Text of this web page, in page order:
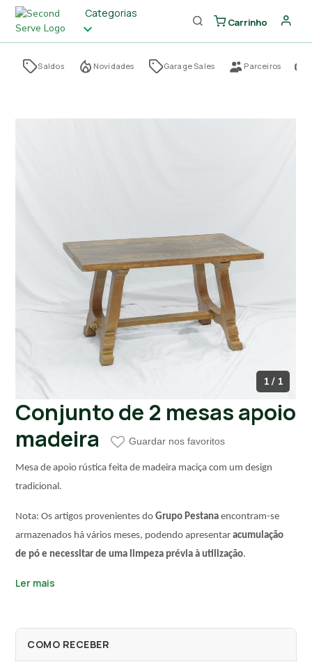
Categorias
Carrinho
Saldos Novidades Garage Sales Parceiros
1 / 1
Conjunto de 2 mesas apoio
madeira
Guardar nos favoritos
Mesa de apoio rústica feita de madeira maciça com um design
tradicional.
Nota: Os artigos provenientes doGrupo Pestana encontram-se
armazenados há vários meses, podendo apresentaracumulação
de pó e necessitar de uma limpeza prévia à utilização.
Ler mais
COMO RECEBER